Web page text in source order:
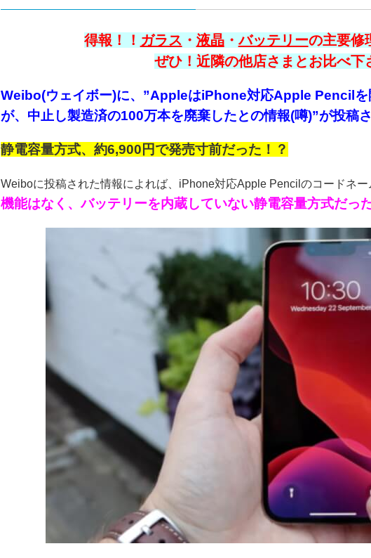
得報！！ ガラス ・ 液晶・バッテリーの主要修
ぜひ！近隣の他店さまとお比べ
Weibo(ウェイボー)に、”AppleはiPhone対応Apple Pencilを
が、中止し製造済の100万本を廃棄したとの情報(噂)”が投稿
静電容量方式、約6,900円で発売寸前だった！？
Weiboに投稿された情報によれば、iPhone対応Apple Pencilのコードネー
機能はなく、バッテリーを内蔵していない静電容量方式だっ